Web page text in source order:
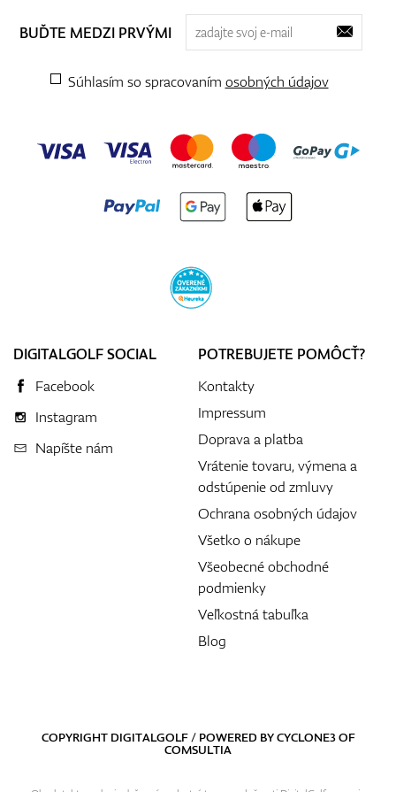
BUĎTE MEDZI PRVÝMI
Súhlasím so spracovaním osobných údajov
DIGITALGOLF SOCIAL
Facebook
Instagram
Napíšte nám
POTREBUJETE POMÔCŤ?
Kontakty
Impressum
Doprava a platba
Vrátenie tovaru, výmena a
odstúpenie od zmluvy
Ochrana osobných údajov
Všetko o nákupe
Všeobecné obchodné
podmienky
Veľkostná tabuľka
Blog
COPYRIGHT DIGITALGOLF / POWERED BYCYCLONE3OF
COMSULTIA